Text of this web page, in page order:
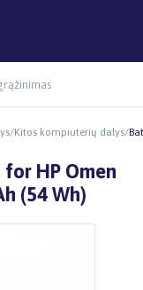
/Kitos kompiuterių dalys/
for HP Omen
(54 Wh)